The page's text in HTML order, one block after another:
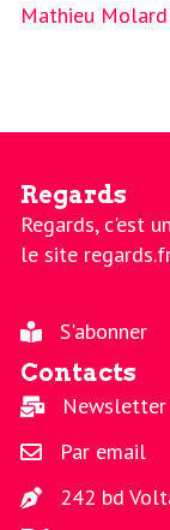
Mathieu
Regards
Regards, c'est
le site
S'abonner
Contacts
Newsletter
Par email
242 bd